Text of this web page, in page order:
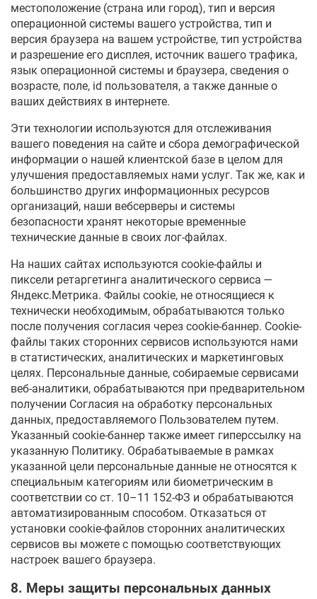
местоположение (страна или город), тип и версия
операционной системы вашего устройства, тип и
версия браузера на вашем устройстве, тип устройства
и разрешение его дисплея, источник вашего трафика,
язык операционной системы и браузера, сведения о
возрасте, поле, id пользователя, а также данные о
ваших действиях в интернете.
Эти технологии используются для отслеживания
вашего поведения на сайте и сбора демографической
информации о нашей клиентской базе в целом для
улучшения предоставляемых нами услуг. Так же, как и
большинство других информационных ресурсов
организаций, наши вебсерверы и системы
безопасности хранят некоторые временные
технические данные в своих лог-файлах.
На наших сайтах используются cookie-файлы и
пиксели ретаргетинга аналитического сервиса —
Яндекс.Метрика. Файлы cookie, не относящиеся к
технически необходимым, обрабатываются только
после получения согласия через cookie-баннер. Cookie-
файлы таких сторонних сервисов используются нами
в статистических, аналитических и маркетинговых
целях. Персональные данные, собираемые сервисами
веб-аналитики, обрабатываются при предварительном
получении Согласия на обработку персональных
данных, предоставляемого Пользователем путем.
Указанный cookie-баннер также имеет гиперссылку на
указанную Политику. Обрабатываемые в рамках
указанной цели персональные данные не относятся к
специальным категориям или биометрическим в
соответствии со ст. 10–11 152-ФЗ и обрабатываются
автоматизированным способом. Отказаться от
установки cookie-файлов сторонних аналитических
сервисов вы можете с помощью соответствующих
настроек вашего браузера.
8. Меры защиты персональных данных